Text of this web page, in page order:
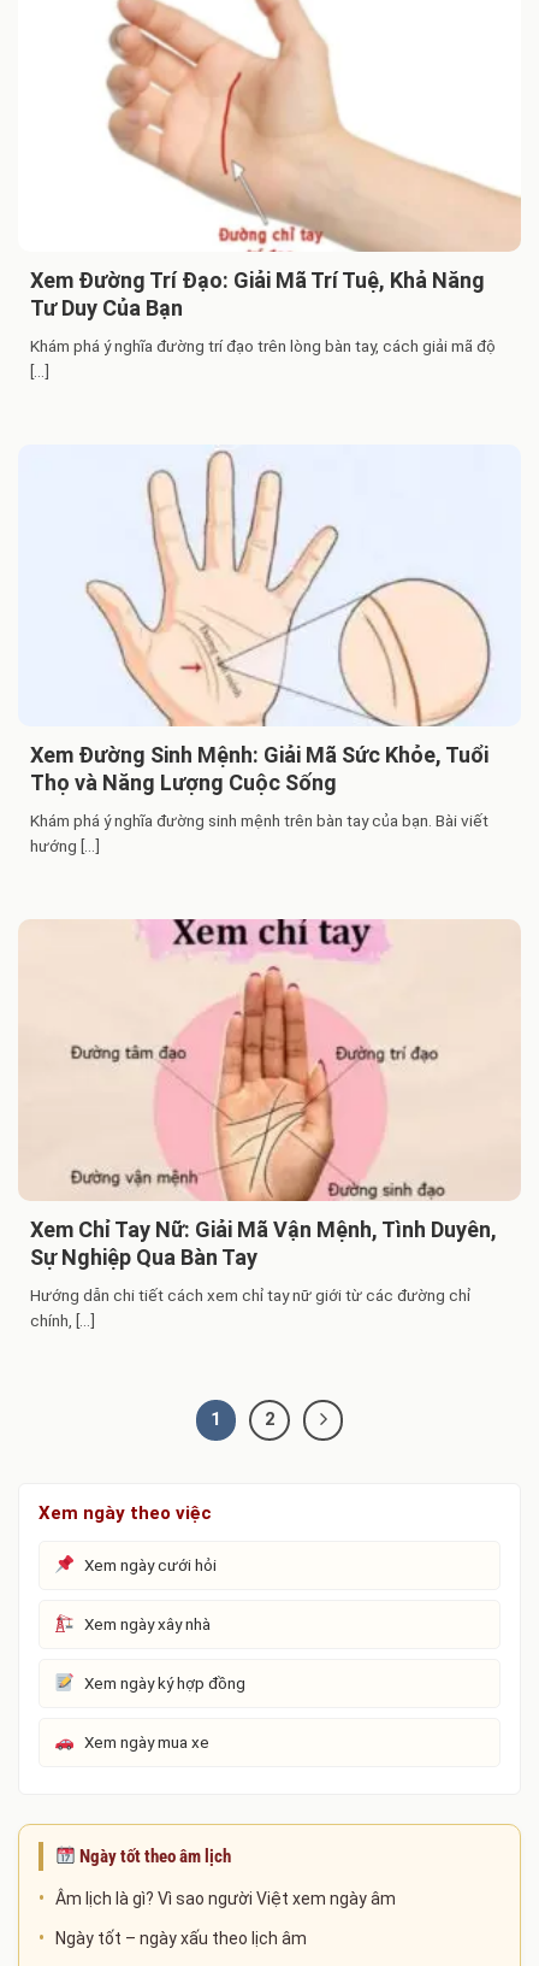
Xem Đường Trí Đạo: Giải Mã Trí Tuệ, Khả Năng
Tư Duy Của Bạn
Khám phá ý nghĩa đường trí đạo trên lòng bàn tay, cách giải mã độ
[...]
Xem Đường Sinh Mệnh: Giải Mã Sức Khỏe, Tuổi
Thọ và Năng Lượng Cuộc Sống
Khám phá ý nghĩa đường sinh mệnh trên bàn tay của bạn. Bài viết
hướng [...]
Xem Chỉ Tay Nữ: Giải Mã Vận Mệnh, Tình Duyên,
Sự Nghiệp Qua Bàn Tay
Hướng dẫn chi tiết cách xem chỉ tay nữ giới từ các đường chỉ
chính, [...]
1 2
Xem ngày theo việc
Xem ngày cưới hỏi
Xem ngày xây nhà
Xem ngày ký hợp đồng
Xem ngày mua xe
Ngày tốt theo âm lịch
Âm lịch là gì? Vì sao người Việt xem ngày âm
Ngày tốt – ngày xấu theo lịch âm